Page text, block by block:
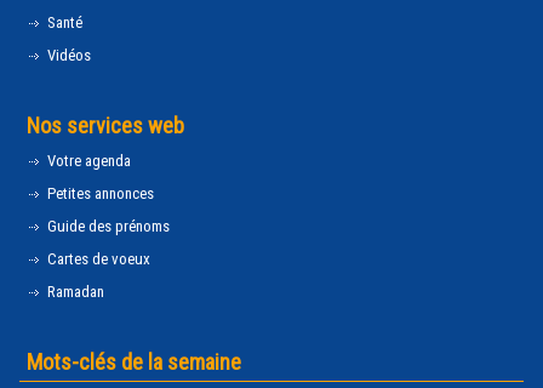
Santé
Vidéos
Nos services web
Votre agenda
Petites annonces
Guide des prénoms
Cartes de voeux
Ramadan
Mots-clés de la semaine